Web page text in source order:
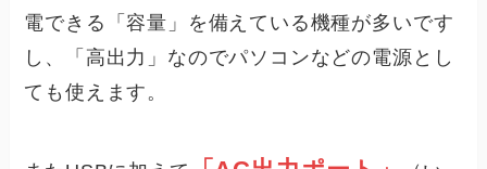
電できる「容量」を備えている機種が多いです
し、「高出力」なのでパソコンなどの電源とし
ても使えます。